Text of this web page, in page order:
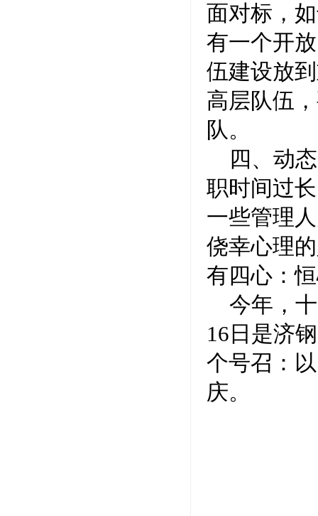
面对标，
有一个开
伍建设放
高层队伍
队。
四、动
职时间过
一些管理
侥幸心理
有四心：
今年，
16日是济
个号召：
庆。